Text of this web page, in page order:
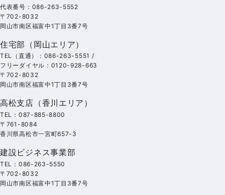
代表番号：086-263-5552
〒702-8032
岡山市南区福富中1丁目3番7号
住宅部（岡山エリア）
TEL（直通）：086-263-5551 /
フリーダイヤル：0120-928-663
〒702-8032
岡山市南区福富中1丁目3番7号
高松支店（香川エリア）
TEL：087-885-8800
〒761-8084
香川県高松市一宮町657-3
建設ビジネス事業部
TEL：086-263-5550
〒702-8032
岡山市南区福富中1丁目3番7号